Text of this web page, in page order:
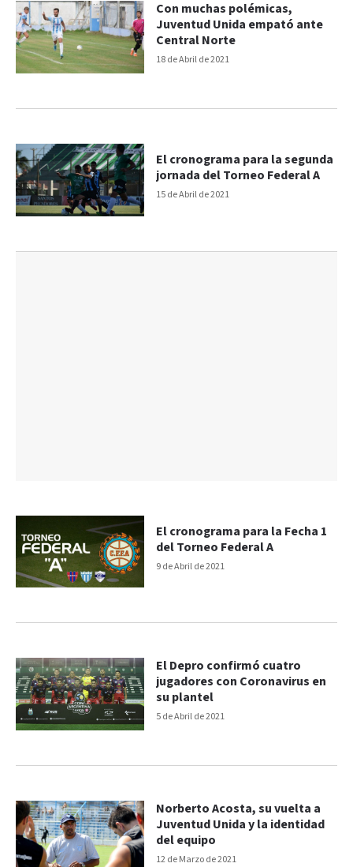
18 de Abril de 2021
Con muchas polémicas,
Juventud Unida empató ante
Central Norte
15 de Abril de 2021
El cronograma para la segunda
jornada del Torneo Federal A
9 de Abril de 2021
El cronograma para la Fecha 1
del Torneo Federal A
5 de Abril de 2021
El Depro confirmó cuatro
jugadores con Coronavirus en
su plantel
12 de Marzo de 2021
Norberto Acosta, su vuelta a
Juventud Unida y la identidad
del equipo